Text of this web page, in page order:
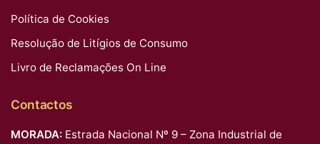
Política de Cookies
Resolução de Litígios de Consumo
Livro de Reclamações On Line
Contactos
MORADA: Estrada Nacional Nº 9 – Zona Industrial de